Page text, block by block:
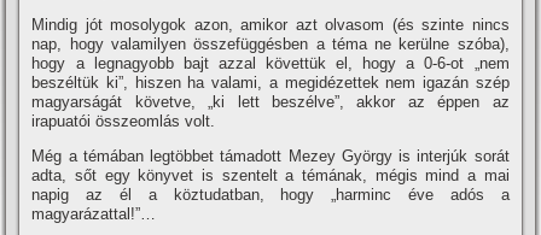
Mindig jót mosolygok azon, amikor azt olvasom (és szinte nincs
nap, hogy valamilyen összefüggésben a téma ne kerülne szóba),
hogy a legnagyobb bajt azzal követtük el, hogy a 0-6-ot „nem
beszéltük ki”, hiszen ha valami, a megidézettek nem igazán szép
magyarságát követve, „ki lett beszélve”, akkor az éppen az
irapuatói összeomlás volt.
Még a témában legtöbbet támadott Mezey György is interjúk sorát
adta, sőt egy könyvet is szentelt a témának, mégis mind a mai
napig az él a köztudatban, hogy „harminc éve adós a
magyarázattal!”…